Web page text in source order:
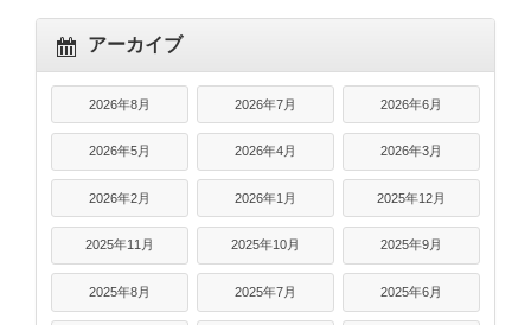
アーカイブ
2026年8月 2026年7月 2026年6月
2026年5月 2026年4月 2026年3月
2026年2月 2026年1月 2025年12月
2025年11月 2025年10月 2025年9月
2025年8月 2025年7月 2025年6月